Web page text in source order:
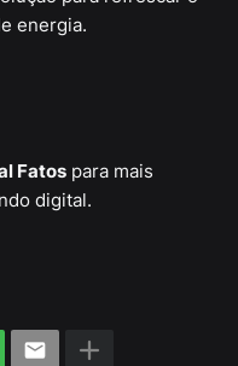
energia.
Fatos para mais
digital.